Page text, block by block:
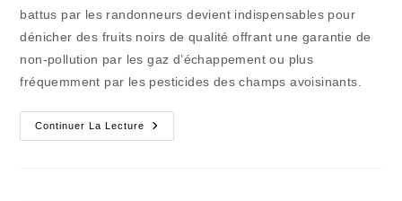
battus par les randonneurs devient indispensables pour
dénicher des fruits noirs de qualité offrant une garantie de
non-pollution par les gaz d’échappement ou plus
fréquemment par les pesticides des champs avoisinants.
Continuer La Lecture
Eté
Ou